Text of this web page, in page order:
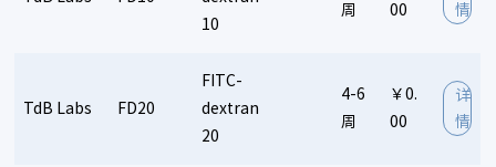
Alpha-1-Acid Glycoprotein, Human Plasma
Progen
Spherotech
Biomedica Diagnostic
Zedira
Balb C Mouse IgG, Protein A Purified
10
周
00
情
TdB Labs FD20
FITC-
dextran
20
4-6
周
￥0.
00
详
情